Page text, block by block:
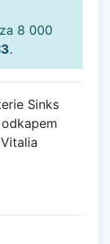
8 000
.
Sinks